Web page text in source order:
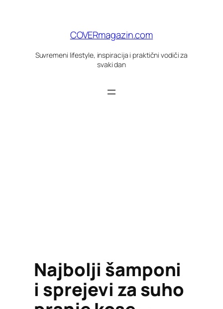
COVERmagazin.com
Suvremeni lifestyle, inspiracija i praktični vodiči za
svaki dan
Najbolji šamponi
i sprejevi za suho